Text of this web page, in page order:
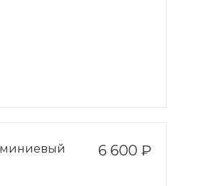
6 600 ₽